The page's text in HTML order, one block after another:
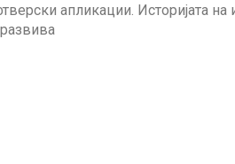
апликации. Историјата